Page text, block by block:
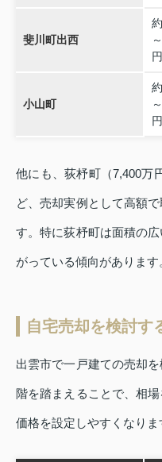
斐川町出西
円
小山町
円
他にも、荻杼町（7,400万
ど、売却実例として高額
す。特に荻杼町は面積の
がっている傾向があります
自宅売却を検討す
出雲市で一戸建ての売却
階を踏まえることで、相
価格を設定しやすくなりま